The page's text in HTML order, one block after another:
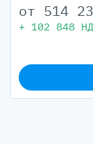
от 514
+ 102 848